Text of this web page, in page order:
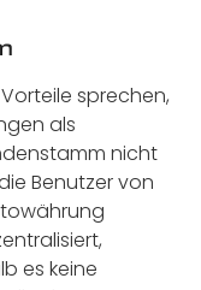
sprechen,
als
nicht
Benutzer von
es keine